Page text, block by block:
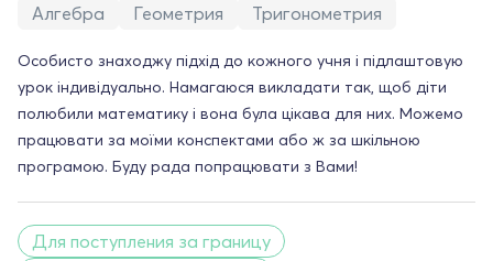
Алгебра Геометрия Тригонометрия
Особисто знаходжу підхід до кожного учня і підлаштовую
урок індивідуально. Намагаюся викладати так, щоб діти
полюбили математику і вона була цікава для них. Можемо
працювати за моїми конспектами або ж за шкільною
програмою. Буду рада попрацювати з Вами!
Для поступления за границу